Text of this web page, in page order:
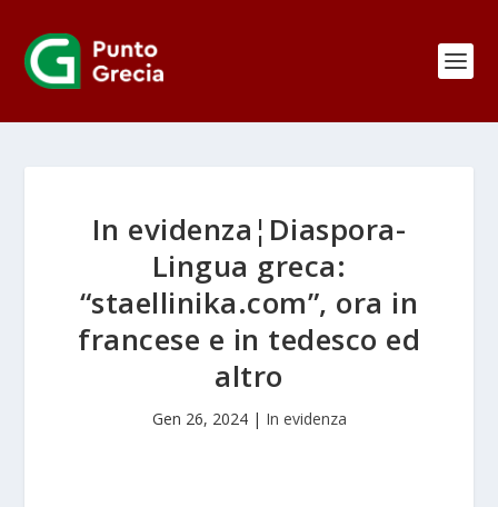
In evidenza¦Diaspora-
Lingua greca:
“staellinika.com”, ora in
francese e in tedesco ed
altro
Gen 26, 2024| In evidenza